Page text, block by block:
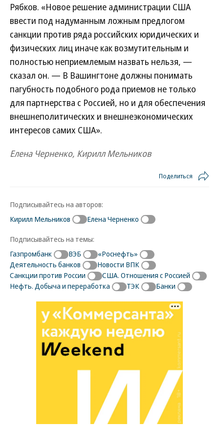
Рябков. «Новое решение администрации США
ввести под надуманным ложным предлогом
санкции против ряда российских юридических и
физических лиц иначе как возмутительным и
полностью неприемлемым назвать нельзя, —
сказал он. — В Вашингтоне должны понимать
пагубность подобного рода приемов не только
для партнерства с Россией, но и для обеспечения
внешнеполитических и внешнеэкономических
интересов самих США».
Елена Черненко, Кирилл Мельников
Поделиться
Подписывайтесь на авторов:
Кирилл Мельников
Елена Черненко
Подписывайтесь на темы:
Газпромбанк
ВЭБ
«Роснефть»
Деятельность банков
Новости ВПК
Санкции против России
США. Отношения с Россией
Нефть. Добыча и переработка
ТЭК Банки